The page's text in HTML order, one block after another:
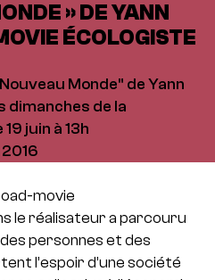
» DE YANN
ÉCOLOGISTE
Monde" de Yann
dimanches de la
juin à 13h
2016
movie
le réalisateur a parcouru
personnes et des
l’espoir d’une société